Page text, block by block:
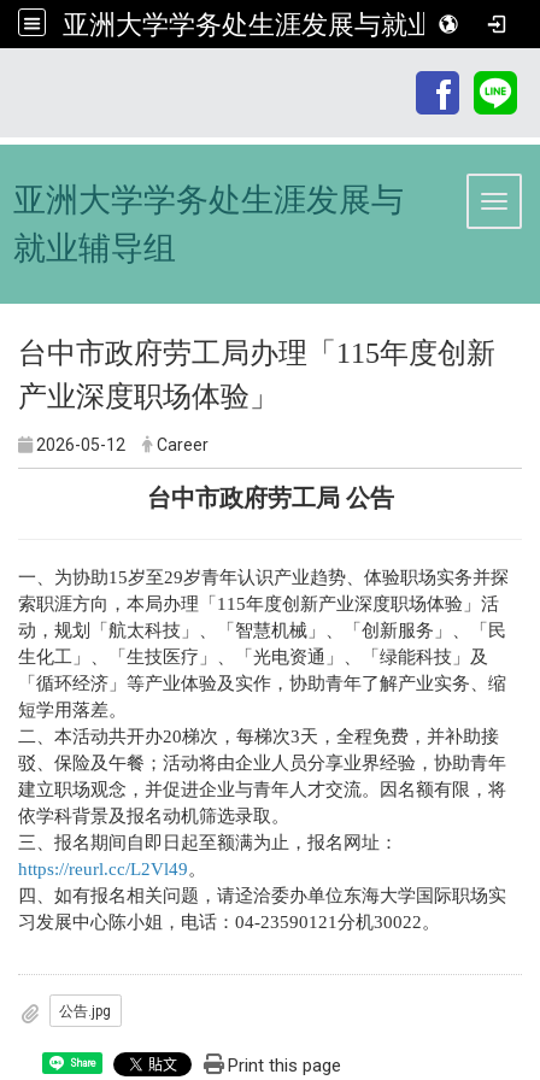
亚洲大学学务处生涯发展与就业辅导组
亚洲大学学务处生涯发展与
就业辅导组
台中市政府劳工局办理「115年度创新
产业深度职场体验」
2026-05-12 Career
台中市政府劳工局 公告
一、为协助15岁至29岁青年认识产业趋势、体验职场实务并探
索职涯方向，本局办理「115年度创新产业深度职场体验」活
动，规划「航太科技」、「智慧机械」、「创新服务」、「民
生化工」、「生技医疗」、「光电资通」、「绿能科技」及
「循环经济」等产业体验及实作，协助青年了解产业实务、缩
短学用落差。
二、本活动共开办20梯次，每梯次3天，全程免费，并补助接
驳、保险及午餐；活动将由企业人员分享业界经验，协助青年
建立职场观念，并促进企业与青年人才交流。因名额有限，将
依学科背景及报名动机筛选录取。
三、报名期间自即日起至额满为止，报名网址：
https://reurl.cc/L2Vl49。
四、如有报名相关问题，请迳洽委办单位东海大学国际职场实
习发展中心陈小姐，电话：04-23590121分机30022。
公告.jpg
Share Print this page